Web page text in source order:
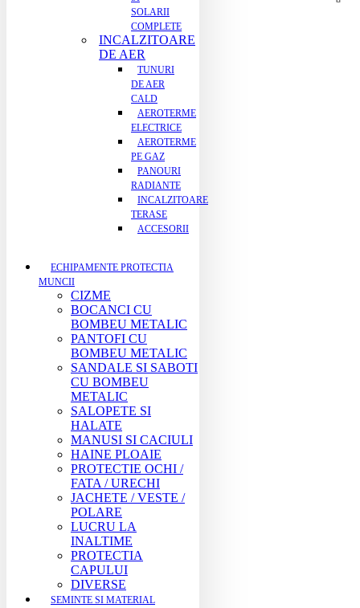
SOLARII
COMPLETE
INCALZITOARE
DE AER
TUNURI
DE AER
CALD
AEROTERME
ELECTRICE
AEROTERME
PE GAZ
PANOURI
RADIANTE
INCALZITOARE
TERASE
ACCESORII
ECHIPAMENTE PROTECTIA
MUNCII
CIZME
BOCANCI CU
BOMBEU METALIC
PANTOFI CU
BOMBEU METALIC
SANDALE SI SABOTI
CU BOMBEU
METALIC
SALOPETE SI
HALATE
MANUSI SI CACIULI
HAINE PLOAIE
PROTECTIE OCHI /
FATA / URECHI
JACHETE / VESTE /
POLARE
LUCRU LA
INALTIME
PROTECTIA
CAPULUI
DIVERSE
SEMINTE SI MATERIAL